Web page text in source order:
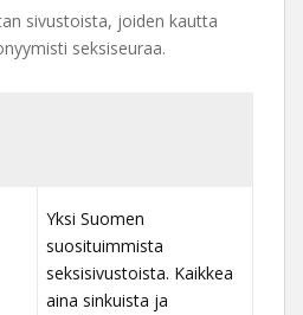
sivustoista, joiden kautta
seksiseuraa.
Yksi Suomen
suosituimmista
seksisivustoista. Kaikkea
aina sinkuista ja